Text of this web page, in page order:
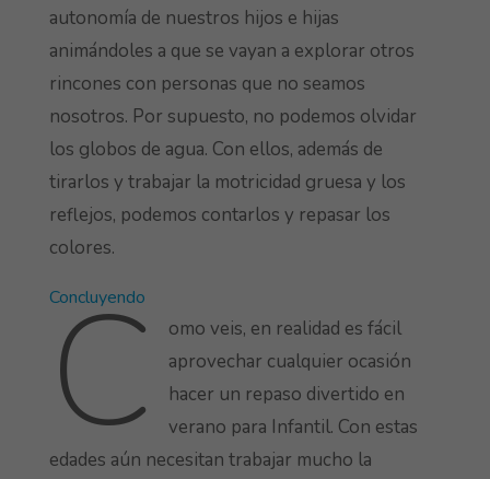
autonomía de nuestros hijos e hijas
animándoles a que se vayan a explorar otros
rincones con personas que no seamos
nosotros. Por supuesto, no podemos olvidar
los globos de agua. Con ellos, además de
tirarlos y trabajar la motricidad gruesa y los
reflejos, podemos contarlos y repasar los
colores.
Concluyendo
C
omo veis, en realidad es fácil
aprovechar cualquier ocasión
hacer un repaso divertido en
verano para Infantil. Con estas
edades aún necesitan trabajar mucho la